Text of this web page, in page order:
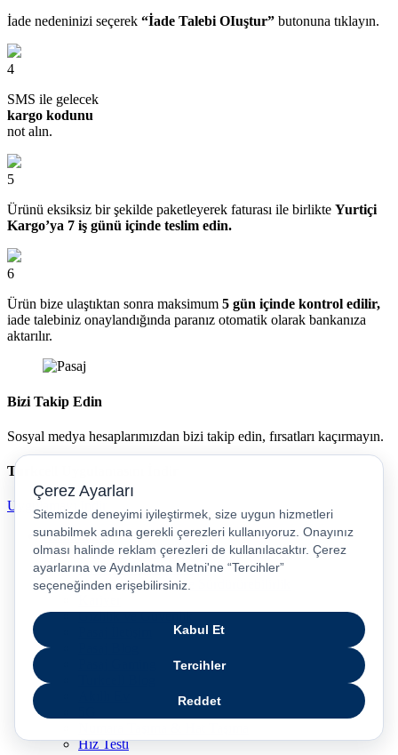
İade nedeninizi seçerek “İade Talebi OIuştur” butonuna tıklayın.
4
SMS ile gelecek
kargo kodunu
not alın.
5
Ürünü eksiksiz bir şekilde paketleyerek faturası ile birlikte Yurtiçi
Kargo’ya 7 iş günü içinde teslim edin.
6
Ürün bize ulaştıktan sonra maksimum 5 gün içinde kontrol edilir,
iade talebiniz onaylandığında paranız otomatik olarak bankanıza
aktarılır.
Bizi Takip Edin
Sosyal medya hesaplarımızdan bizi takip edin, fırsatları kaçırmayın.
Turkcell Uygulamasını İndir
Uygulamayı İndir
Hakkımızda
Pasaj Genel Bakış
Haberler & Duyurular
Kurumsal İletişim ve Sürdürürebilirlik
Gizlilik ve Güvenlik
Hız Testi